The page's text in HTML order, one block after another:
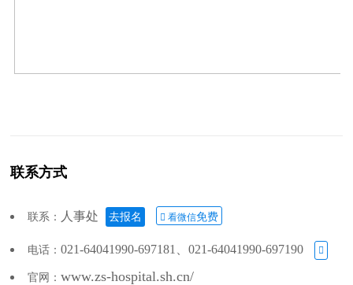
联系方式
联系： 人事处 去报名  看微信免费
电话：021-64041990-697181、021-64041990-697190 
官网：www.zs-hospital.sh.cn/